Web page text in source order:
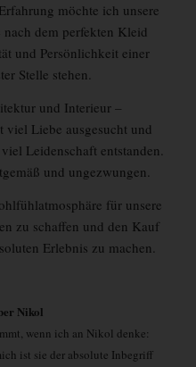
möchte ich unsere
dem perfekten Kleid
und Persönlichkeit einer
Stelle stehen.
und Interieur –
Liebe ausgesucht und
Leidenschaft entstanden.
und ungezwungen.
für unsere
zu schaffen und den Kauf
Erlebnis zu machen.
Nikol
wenn ich an Nikol denke:
ist sie der absolute Inbegriff